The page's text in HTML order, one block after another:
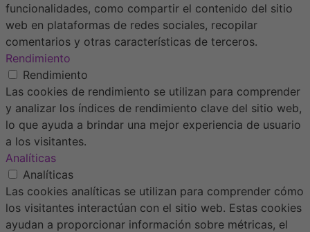
funcionalidades, como compartir el contenido del sitio
web en plataformas de redes sociales, recopilar
comentarios y otras características de terceros.
Rendimiento
Rendimiento
Las cookies de rendimiento se utilizan para comprender
y analizar los índices de rendimiento clave del sitio web,
lo que ayuda a brindar una mejor experiencia de usuario
a los visitantes.
Analíticas
Analíticas
Las cookies analíticas se utilizan para comprender cómo
los visitantes interactúan con el sitio web. Estas cookies
ayudan a proporcionar información sobre métricas, el